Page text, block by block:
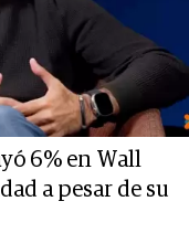
6% en Wall
a pesar de su